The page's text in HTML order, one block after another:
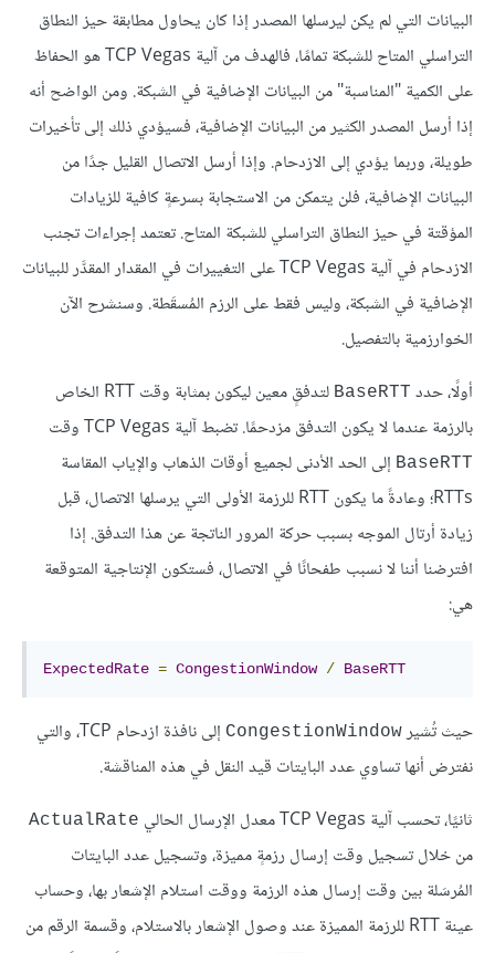
البيانات التي لم يكن ليرسلها المصدر إذا كان يحاول مطابقة حيز النطاق
التراسلي المتاح للشبكة تمامًا، فالهدف من آلية TCP Vegas هو الحفاظ
على الكمية "المناسبة" من البيانات الإضافية في الشبكة. ومن الواضح أنه
إذا أرسل المصدر الكثير من البيانات الإضافية، فسيؤدي ذلك إلى تأخيرات
طويلة، وربما يؤدي إلى الازدحام. وإذا أرسل الاتصال القليل جدًا من
البيانات الإضافية، فلن يتمكن من الاستجابة بسرعةٍ كافية للزيادات
المؤقتة في حيز النطاق التراسلي للشبكة المتاح. تعتمد إجراءات تجنب
الازدحام في آلية TCP Vegas على التغييرات في المقدار المقدَّر للبيانات
الإضافية في الشبكة، وليس فقط على الرزم المُسقَطة. وسنشرح الآن
الخوارزمية بالتفصيل.
أولًا، حدد BaseRTT
لتدفقٍ معين ليكون بمثابة وقت RTT الخاص
بالرزمة عندما لا يكون التدفق مزدحمًا. تضبط آلية TCP Vegas وقت
BaseRTT إلى الحد الأدنى لجميع أوقات الذهاب والإياب المقاسة
RTTs؛ وعادةً ما يكون RTT للرزمة الأولى التي يرسلها الاتصال، قبل
زيادة أرتال الموجه بسبب حركة المرور الناتجة عن هذا التدفق. إذا
افترضنا أننا لا نسبب طفحانًا في الاتصال، فستكون الإنتاجية المتوقعة
هي:
ExpectedRate = CongestionWindow / BaseRTT
حيث تُشيرCongestionWindow
إلى نافذة ازدحام TCP، والتي
نفترض أنها تساوي عدد البايتات قيد النقل في هذه المناقشة.
ثانيًا، تحسب آلية TCP Vegas معدل الإرسال الحالي
ActualRate
من خلال تسجيل وقت إرسال رزمةٍ مميزة، وتسجيل عدد البايتات
المُرسَلة بين وقت إرسال هذه الرزمة ووقت استلام الإشعار بها، وحساب
عينة RTT للرزمة المميزة عند وصول الإشعار بالاستلام، وقسمة الرقم من